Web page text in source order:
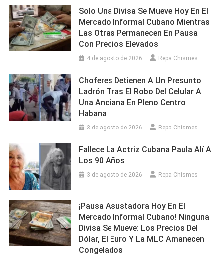
Solo Una Divisa Se Mueve Hoy En El
Mercado Informal Cubano Mientras
Las Otras Permanecen En Pausa
Con Precios Elevados
4 de agosto de 2026 Repa Chismes
Choferes Detienen A Un Presunto
Ladrón Tras El Robo Del Celular A
Una Anciana En Pleno Centro
Habana
3 de agosto de 2026 Repa Chismes
Fallece La Actriz Cubana Paula Alí A
Los 90 Años
3 de agosto de 2026 Repa Chismes
¡Pausa Asustadora Hoy En El
Mercado Informal Cubano! Ninguna
Divisa Se Mueve: Los Precios Del
Dólar, El Euro Y La MLC Amanecen
Congelados